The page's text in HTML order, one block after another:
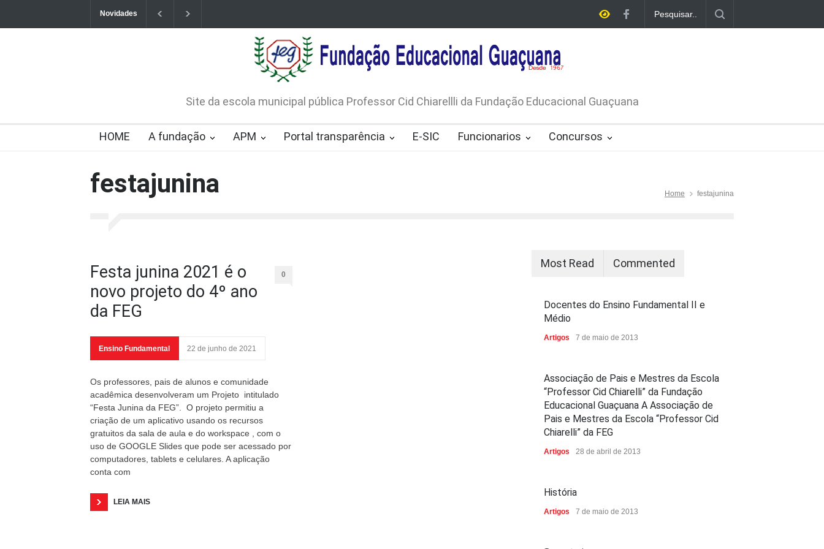
Novidades
CHAMAMENTO PÚBLICO N. 001/2026-EDITAL DE
CREDENCIAMENTO DE RÁDIOS E JORNAIS IMPRESSOS
LICITAÇÃO Nº 53/2026-PROCESSO ADMINISTRATIVO Nº
165/2026
Site da escola municipal pública Professor Cid Chiarellli da Fundação Educacional Guaçuana
HOME A fundação APM Portal transparência E-SIC Funcionarios Concursos
festajunina Home festajunina
Festa junina 2021 é o
novo projeto do 4º ano
da FEG
0
Ensino Fundamental 22 de junho de 2021
Os professores, pais de alunos e comunidade
acadêmica desenvolveram um Projeto intitulado
“Festa Junina da FEG”. O projeto permitiu a
criação de um aplicativo usando os recursos
gratuitos da sala de aula e do workspace , com o
uso de GOOGLE Slides que pode ser acessado por
computadores, tablets e celulares. A aplicação
conta com
LEIA MAIS
Most Read Commented
Docentes do Ensino Fundamental II e
Médio
Artigos 7 de maio de 2013
Associação de Pais e Mestres da Escola
“Professor Cid Chiarelli” da Fundação
Educacional Guaçuana A Associação de
Pais e Mestres da Escola “Professor Cid
Chiarelli” da FEG
Artigos 28 de abril de 2013
História
Artigos 7 de maio de 2013